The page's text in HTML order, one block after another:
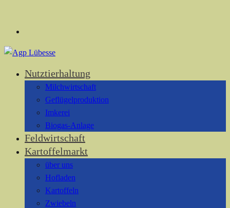
Nutztierhaltung
Milchwirtschaft
Geflügelproduktion
Imkerei
Biogas-Anlage
Feldwirtschaft
Kartoffelmarkt
über uns
Hofladen
Kartoffeln
Zwiebeln